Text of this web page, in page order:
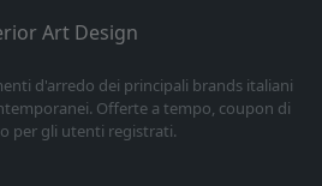
Art Design
d'arredo dei principali brands italiani
Offerte a tempo, coupon di
per gli utenti registrati.